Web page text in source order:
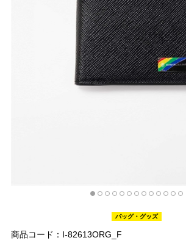
バッグ・グッズ
商品コード：I-82613ORG_F